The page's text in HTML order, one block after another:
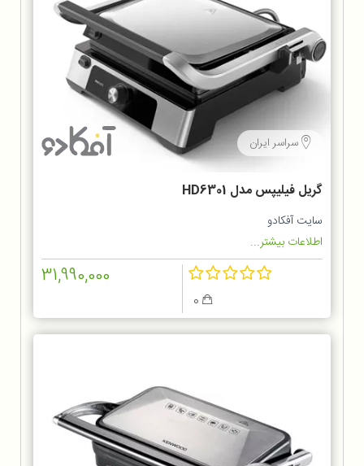
سراسر ایران
گریل فیلیپس مدل HD6301
سایت آفکادو
اطلاعات بیشتر...
31,990,000